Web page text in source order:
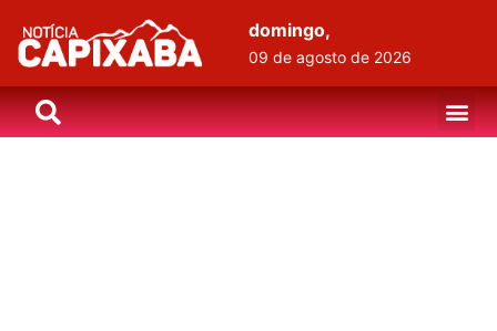
domingo,
09 de agosto de 2026